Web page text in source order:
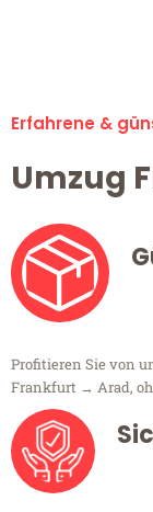
Erfahrene &
Umzug
Profitieren Sie von
Frankfurt → Arad,